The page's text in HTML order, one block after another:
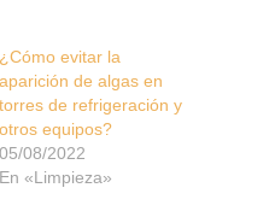
¿Cómo evitar la
aparición de algas en
torres de refrigeración y
otros equipos?
05/08/2022
En «Limpieza»